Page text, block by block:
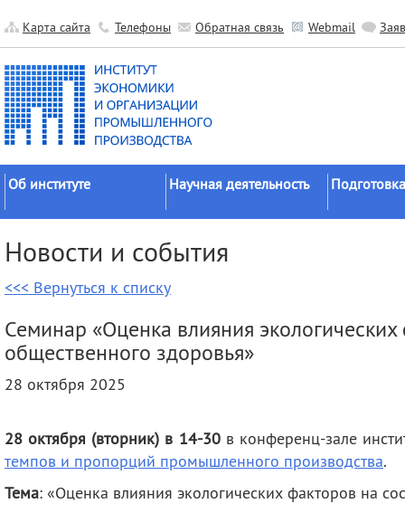
Карта сайта Телефоны Обратная связь Webmail
Об институте
Официальные документы
История
Научные подразделения
Прочие подразделения
Издательская
Контакты
Научная деятельность
исследований
Гранты
Научные школы
Публикации
советы
Новости и события
<<< Вернуться к списку
Семинар «Оценка влияния
общественного здоровья»
28 октября 2025
28 октября (вторник) в 14-30в конференц-зале
темпов и пропорций промышленного производства.
Тема: «Оценка влияния экологических факторов на